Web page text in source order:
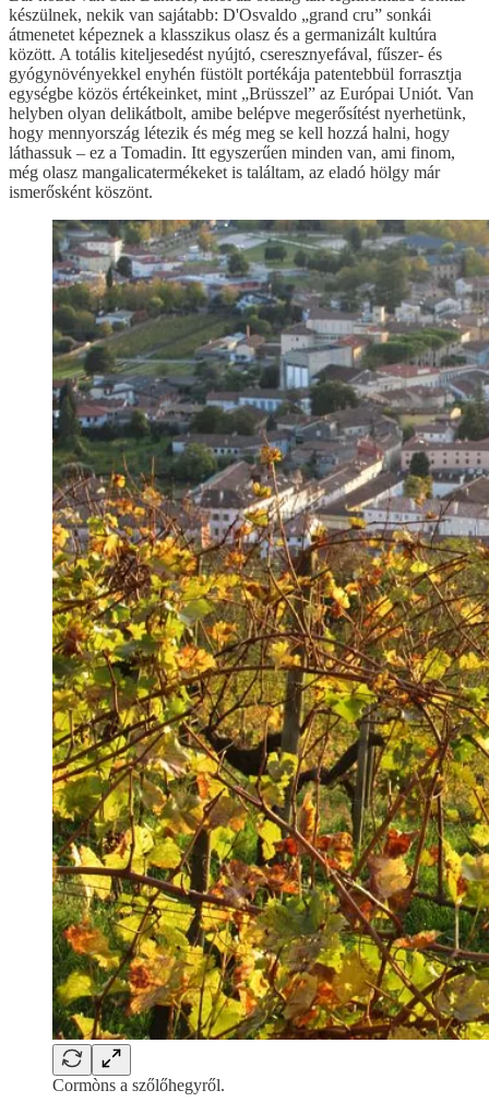
készülnek, nekik van sajátabb: D'Osvaldo „grand cru” sonkái
átmenetet képeznek a klasszikus olasz és a germanizált kultúra
között. A totális kiteljesedést nyújtó, cseresznyefával, fűszer- és
gyógynövényekkel enyhén füstölt portékája patentebbül forrasztja
egységbe közös értékeinket, mint „Brüsszel” az Európai Uniót. Van
helyben olyan delikátbolt, amibe belépve megerősítést nyerhetünk,
hogy mennyország létezik és még meg se kell hozzá halni, hogy
láthassuk – ez a Tomadin. Itt egyszerűen minden van, ami finom,
még olasz mangalicatermékeket is találtam, az eladó hölgy már
ismerősként köszönt.
Cormòns a szőlőhegyről.